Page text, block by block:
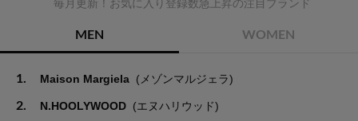
毎月更新！お気に入り登録数急上昇の注目ブランド
MEN WOMEN
1. Maison Margiela (メゾンマルジェラ)
2. N.HOOLYWOOD (エヌハリウッド)